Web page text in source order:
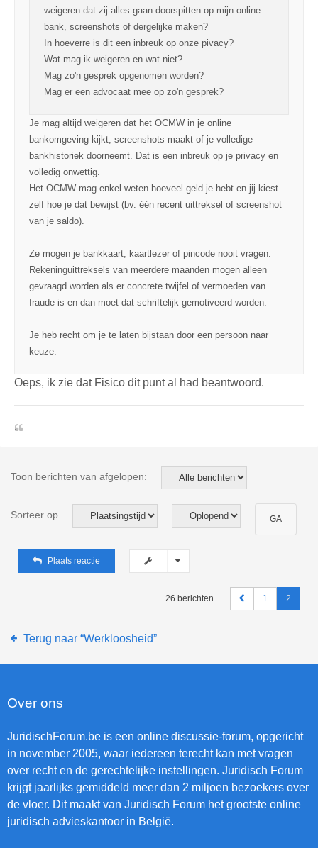
weigeren dat zij alles gaan doorspitten op mijn online
bank, screenshots of dergelijke maken?
In hoeverre is dit een inbreuk op onze pivacy?
Wat mag ik weigeren en wat niet?
Mag zo'n gesprek opgenomen worden?
Mag er een advocaat mee op zo'n gesprek?
Je mag altijd weigeren dat het OCMW in je online
bankomgeving kijkt, screenshots maakt of je volledige
bankhistoriek doorneemt. Dat is een inbreuk op je privacy en
volledig onwettig.
Het OCMW mag enkel weten hoeveel geld je hebt en jij kiest
zelf hoe je dat bewijst (bv. één recent uittreksel of screenshot
van je saldo).
Ze mogen je bankkaart, kaartlezer of pincode nooit vragen.
Rekeninguittreksels van meerdere maanden mogen alleen
gevraagd worden als er concrete twijfel of vermoeden van
fraude is en dan moet dat schriftelijk gemotiveerd worden.
Je heb recht om je te laten bijstaan door een persoon naar
keuze.
Oeps, ik zie dat Fisico dit punt al had beantwoord.
.
Toon berichten van afgelopen:
Sorteer op
Plaats reactie
26 berichten 1 2
Terug naar “Werkloosheid”
Over ons
JuridischForum.be is een online discussie-forum, opgericht
in november 2005, waar iedereen terecht kan met vragen
over recht en de gerechtelijke instellingen. Juridisch Forum
krijgt jaarlijks gemiddeld meer dan 2 miljoen bezoekers over
de vloer. Dit maakt van Juridisch Forum het grootste online
juridisch advieskantoor in België.